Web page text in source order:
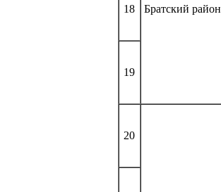
Братский район
18
19
20